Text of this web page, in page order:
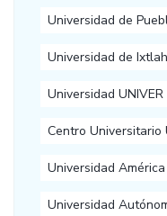
Universidad de
Universidad de
Universidad UNIVER
Centro Universitario
Universidad
Universidad